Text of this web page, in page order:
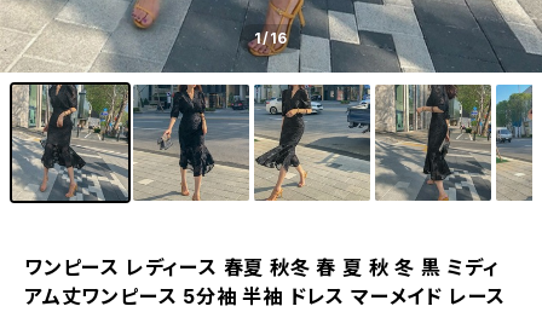
1/16
ワンピース レディース 春夏 秋冬 春 夏 秋 冬 黒 ミディ
アム丈ワンピース 5分袖 半袖 ドレス マーメイド レース